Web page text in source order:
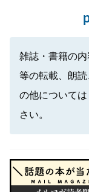
雑誌・書籍の
等の転載、朗
の他については
さい。